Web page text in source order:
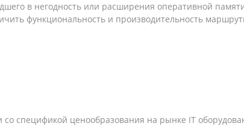
в негодность или расширения оперативной
функциональность и производительность
спецификой ценообразования на рынке IT